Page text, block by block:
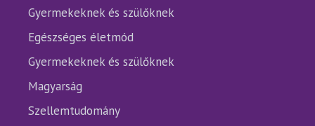
Gyermekeknek és szülőknek
Egészséges életmód
Gyermekeknek és szülőknek
Magyarság
Szellemtudomány